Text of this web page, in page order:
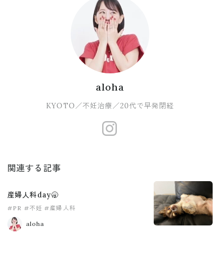
aloha
KYOTO／不妊治療／20代で早発閉経
関連する記事
産婦人科day🥱
#PR #不妊 #産婦人科
aloha